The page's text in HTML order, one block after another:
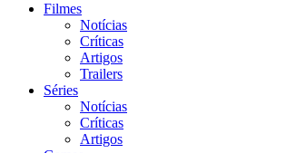
Filmes
Notícias
Críticas
Artigos
Trailers
Séries
Notícias
Críticas
Artigos